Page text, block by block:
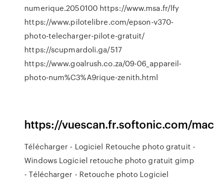
numerique.2050100 https://www.msa.fr/lfy
https://www.pilotelibre.com/epson-v370-
photo-telecharger-pilote-gratuit/
https://scupmardoli.ga/517
https://www.goalrush.co.za/09-06_appareil-
photo-num%C3%A9rique-zenith.html
https://vuescan.fr.softonic.com/mac
Télécharger - Logiciel Retouche photo gratuit -
Windows Logiciel retouche photo gratuit gimp
- Télécharger - Retouche photo Logiciel